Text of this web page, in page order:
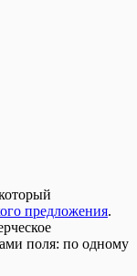
предложения.
поля: по одному